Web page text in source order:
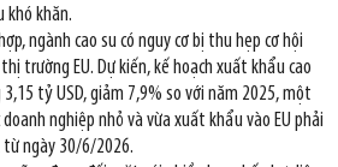
khó khăn.
ngành cao su có nguy cơ bị thu hẹp cơ hội
trường EU. Dự kiến, kế hoạch xuất khẩu cao
tỷ USD, giảm 7,9% so với năm 2025, một
nghiệp nhỏ và vừa xuất khẩu vào EU phải
từ ngày 30/6/2026.